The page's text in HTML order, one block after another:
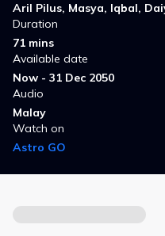
Aril Pilus, Masya, Iqbal,
Duration
71 mins
Available date
Now - 31 Dec 2050
Audio
Malay
Watch on
Astro GO